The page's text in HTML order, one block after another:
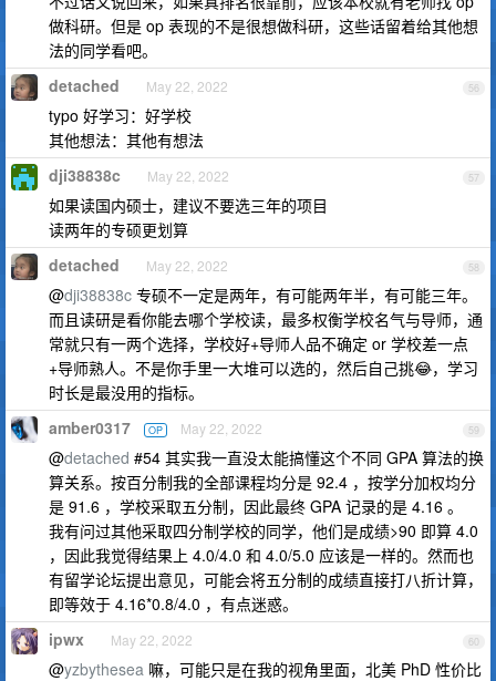
做科研。但是 op 表现的不是很想做科研，这些话留着给其他想
法的同学看吧。
56
detached May 22, 2022
typo 好学习：好学校
其他想法：其他有想法
57
dji38838c May 22, 2022
如果读国内硕士，建议不要选三年的项目
读两年的专硕更划算
58
detached May 22, 2022
@dji38838c 专硕不一定是两年，有可能两年半，有可能三年。
而且读研是看你能去哪个学校读，最多权衡学校名气与导师，通
常就只有一两个选择，学校好+导师人品不确定 or 学校差一点
+导师熟人。不是你手里一大堆可以选的，然后自己挑😂，学习
时长是最没用的指标。
59
amber0317 OP May 22, 2022
@detached #54 其实我一直没太能搞懂这个不同 GPA 算法的换
算关系。按百分制我的全部课程均分是 92.4 ，按学分加权均分
是 91.6 ，学校采取五分制，因此最终 GPA 记录的是 4.16 。
我有问过其他采取四分制学校的同学，他们是成绩>90 即算 4.0
，因此我觉得结果上 4.0/4.0 和 4.0/5.0 应该是一样的。然而也
有留学论坛提出意见，可能会将五分制的成绩直接打八折计算，
即等效于 4.16*0.8/4.0 ，有点迷惑。
60
ipwx May 22, 2022
@yzbythesea 嘛，可能只是在我的视角里面，北美 PhD 性价比